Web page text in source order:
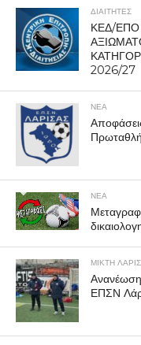
ΔΙΑΙΤΗΤΕΣ
ΚΕΔ/ΕΠΟ
2026/27
ΝΕΑ
ΝΕΑ
ΜΙΚΤΗ
Ανανέωση
ΕΠΣΝ